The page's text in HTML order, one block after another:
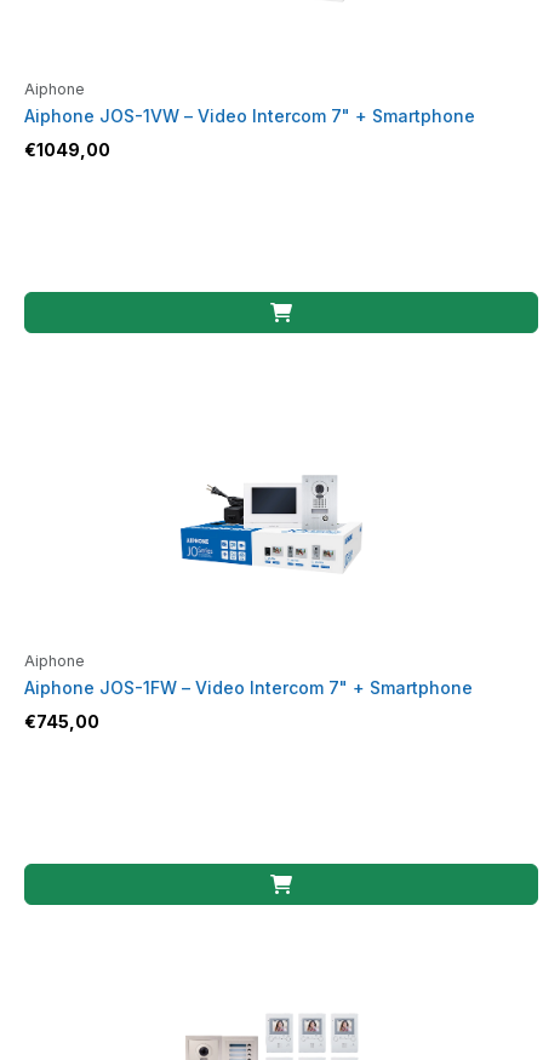
Aiphone
Aiphone JOS-1VW – Video Intercom 7" + Smartphone
€1049,00
Aiphone
Aiphone JOS-1FW – Video Intercom 7" + Smartphone
€745,00